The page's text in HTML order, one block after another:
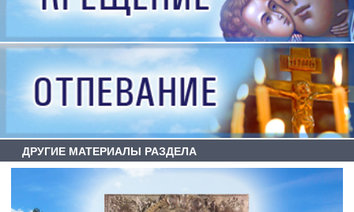
ДРУГИЕ МАТЕРИАЛЫ РАЗДЕЛА